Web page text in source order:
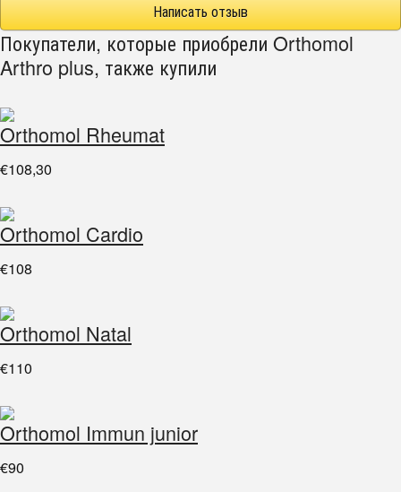
Написать отзыв
Покупатели, которые приобрели Orthomol
Arthro plus, также купили
Orthomol Rheumat
€108,30
Orthomol Cardio
€108
Orthomol Natal
€110
Orthomol Immun junior
€90